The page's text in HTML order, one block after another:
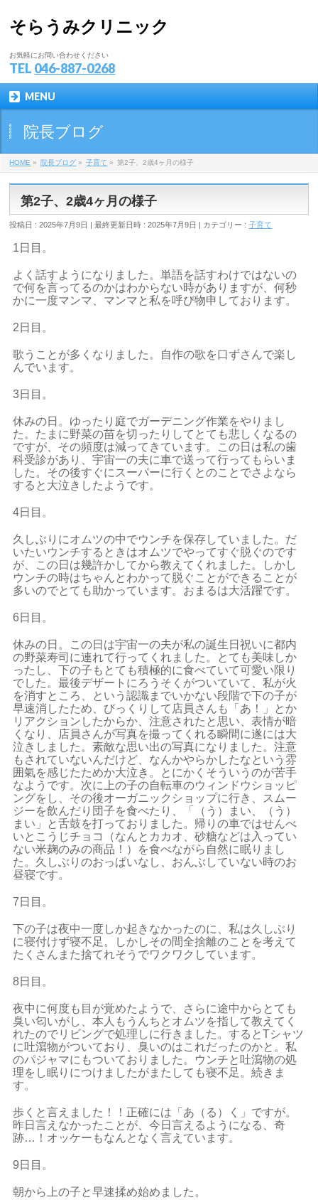
そらうみクリニック
お気軽にお問い合わせください
TEL 046-887-0268
MENU
院長ブログ
HOME » 院長ブログ » 子育て » 第2子、2歳4ヶ月の様子
第2子、2歳4ヶ月の様子
投稿日 : 2025年7月9日 最終更新日時 : 2025年7月9日 カテゴリー :子育て
1日目。
よく話すようになりました。単語を話すわけではないの
で何を言ってるのかはわからない時がありますが、何秒
かに一度マンマ、マンマと私を呼び物申しております。
2日目。
歌うことが多くなりました。自作の歌を口ずさんで楽し
んでいます。
3日目。
休みの日。ゆったり庭でガーデニング作業をやりまし
た。たまに野菜の苗を切ったりしてとても悲しくなるの
ですが、その頻度は減ってきています。この日は私の歯
科受診があり、宇宙一の夫に車で送って行ってもらいま
した。その後すぐにスーパーに行くとのことでさよなら
すると大泣きしたようです。
4日目。
久しぶりにオムツの中でウンチを保存していました。だ
いたいウンチするときはオムツでやってすぐ脱ぐのです
が、この日は幾許かしてから教えてくれました。しかし
ウンチの時はちゃんとわかって脱ぐことができることが
多いのでとても助かっています。おまるは大活躍です。
6日目。
休みの日。この日は宇宙一の夫が私の誕生日祝いに都内
の野菜寿司に連れて行ってくれました。とても美味しか
ったし、下の子もとても積極的に食べていて可愛い限り
でした。最後デザートにろうそくがついていて、私が火
を消すところ、という認識までいかない段階で下の子が
早速消したため、びっくりして店員さんも「あ！」とか
リアクションしたからか、注意されたと思い、表情が暗
くなり、店員さんが写真を撮ってくれる瞬間に遂には大
泣きしました。素敵な思い出の写真になりました。注意
もされていないんだけど、なんかやらかしたなという雰
囲氣を感じたためか大泣き。とにかくそういうのが苦手
なようです。次に上の子の自転車のウィンドウショッピ
ングをし、その後オーガニックショップに行き、スムー
ジーを飲んだり団子を食べたり、「（う）まい、（う）
まい」と舌鼓を打っておりました。帰りの車ではせんべ
いとこうじチョコ（なんとカカオ、砂糖などは入ってい
ない米麹のみの商品！）を食べながら自然に眠りまし
た。久しぶりのおっぱいなし、おんぶしていない時のお
昼寝です。
7日目。
下の子は夜中一度しか起きなかったのに、私は久しぶり
に寝付けず寝不足。しかしその間全捨離のことを考えて
たくさんまた捨てれそうでワクワクしています。
8日目。
夜中に何度も目が覚めたようで、さらに途中からとても
臭い匂いがし、本人もうんちとオムツを指して教えてく
れたのでリビングで処理しに行きました。するとTシャツ
に吐瀉物がついており、臭いのはこれだったのかと。私
のパジャマにもついておりました。ウンチと吐瀉物の処
理をし眠りにつけましたがまたしても寝不足。続きま
す。
歩くと言えました！！正確には「あ（る）く」ですが。
昨日言えなかったことが、今日言えるようになる、奇
跡…！オッケーもなんとなく言えています。
9日目。
朝から上の子と早速揉め始めました。